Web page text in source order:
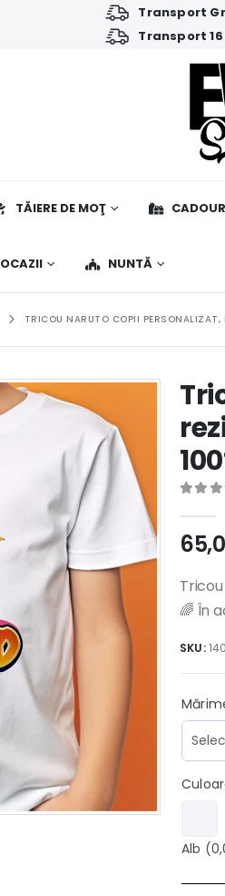
Transport
Transport
TĂIERE DE MOŢ
OCAZII NUNTĂ
TRICOU NARUTO COPII
🌈 În
SKU:
Alb